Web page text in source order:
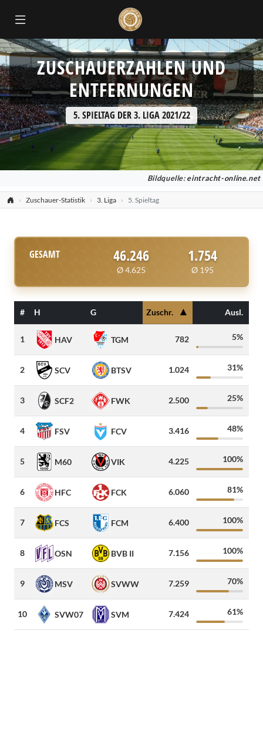
ZUSCHAUERZAHLEN UND
ENTFERNUNGEN
5. SPIELTAG DER 3. LIGA 2021/22
Bildquelle: eintracht-online.net
Zuschauer-Statistik 3. Liga 5. Spieltag
GESAMT 46.246
Ø 4.625
1.754
Ø 195
# H G Zuschr. ▲ Ausl.
1 HAV TGM 782 5%
2 SCV BTSV 1.024 31%
3 SCF2 FWK 2.500 25%
4 FSV FCV 3.416 48%
5 M60 VIK 4.225 100%
6 HFC FCK 6.060 81%
7 FCS FCM 6.400 100%
8 OSN BVB II 7.156 100%
9 MSV SVWW 7.259 70%
10 SVW07 SVM 7.424 61%